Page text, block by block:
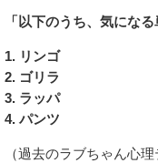
「以下のうち、気にな
1. リンゴ
2. ゴリラ
3. ラッパ
4. パンツ
（過去のラブちゃん心